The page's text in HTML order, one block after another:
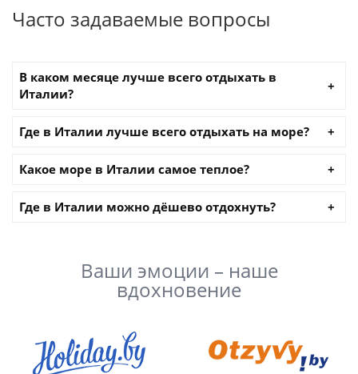
Часто задаваемые вопросы
В каком месяце лучше всего отдыхать в
Италии?
Где в Италии лучше всего отдыхать на море?
Какое море в Италии самое теплое?
Где в Италии можно дёшево отдохнуть?
Ваши эмоции – наше
вдохновение